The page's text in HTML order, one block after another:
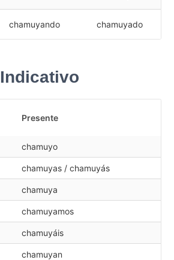
chamuyando chamuyado
Indicativo
Presente
chamuyo
chamuyas / chamuyás
chamuya
chamuyamos
chamuyáis
chamuyan